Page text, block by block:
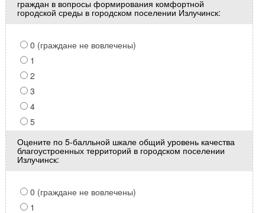
граждан в вопросы формирования комфортной
городской среды в городском поселении Излучинск:
0 (граждане не вовлечены)
1
2
3
4
5
Оцените по 5-балльной шкале общий уровень качества
благоустроенных территорий в городском поселении
Излучинск:
0 (граждане не вовлечены)
1